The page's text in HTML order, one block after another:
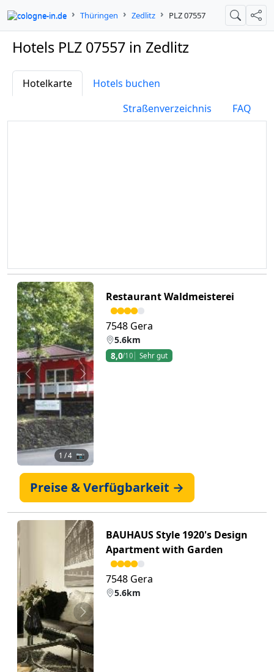
cologne-in.de Thüringen Zedlitz PLZ 07557 Suche
Hotels PLZ 07557 in Zedlitz
Hotelkarte
Hotels buchen
Straßenverzeichnis
FAQ
Zurück Weiter
1 / 4 📷
Restaurant Waldmeisterei
7548 Gera
5.6km
8,0/10 Sehr gut
Preise & Verfügbarkeit →
Zurück Weiter
BAUHAUS Style 1920's Design
Apartment with Garden
7548 Gera
5.6km